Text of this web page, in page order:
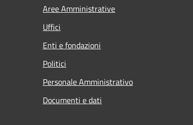
Aree Amministrative
Uffici
Enti e fondazioni
Politici
Personale Amministrativo
Documenti e dati